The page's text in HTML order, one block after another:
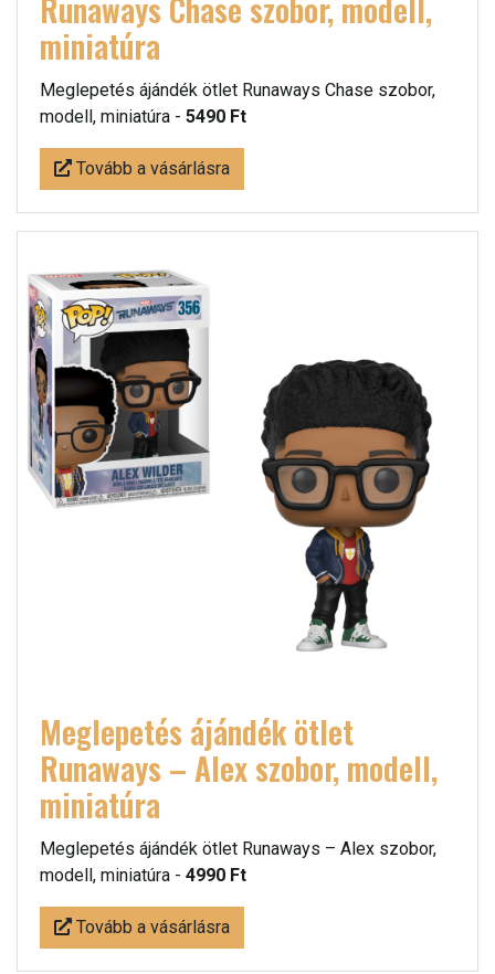
Runaways Chase szobor, modell,
miniatúra
Meglepetés ájándék ötlet Runaways Chase szobor,
modell, miniatúra - 5490 Ft
Tovább a vásárlásra
Meglepetés ájándék ötlet
Runaways – Alex szobor, modell,
miniatúra
Meglepetés ájándék ötlet Runaways – Alex szobor,
modell, miniatúra - 4990 Ft
Tovább a vásárlásra